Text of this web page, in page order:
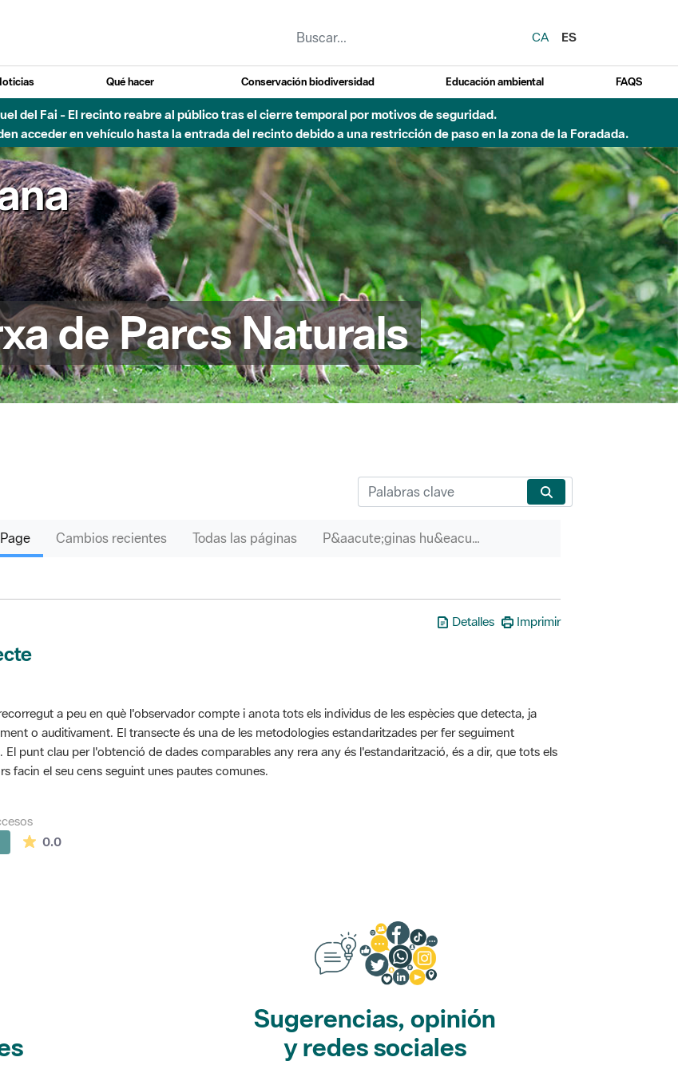
CA
ES
Qué hacer Conservación biodiversidad Educación ambiental FAQS
del Fai - El recinto reabre al público tras el cierre temporal por motivos de seguridad.
acceder en vehículo hasta la entrada del recinto debido a una restricción de paso en la zona de la Foradada.
de Parcs Naturals
Cambios recientes Todas las páginas P&aacute;ginas hu&eacute;rfanas
Detalles Imprimir
a peu en què l'observador compte i anota tots els individus de les espècies que detecta, ja
o auditivament. El transecte és una de les metodologies estandaritzades per fer seguiment
El punt clau per l'obtenció de dades comparables any rera any és l'estandarització, és a dir, que tots els
facin el seu cens seguint unes pautes comunes.
0.0La valoración media es de 0 estrellas de 5.
Sugerencias, opinión
y redes sociales